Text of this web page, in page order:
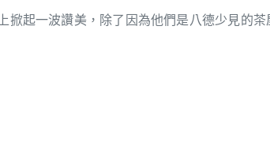
掀起一波讚美，除了因為他們是八德少見的茶